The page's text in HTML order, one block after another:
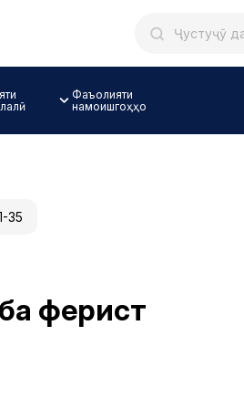
Фаъолияти
намоишгоҳҳо
35
феҳрист